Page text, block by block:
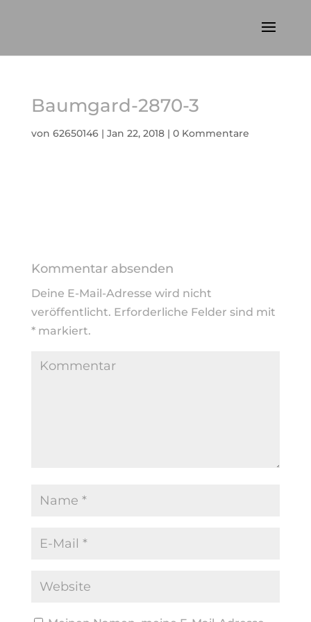
Baumgard-2870-3
von 62650146| Jan 22, 2018| 0 Kommentare
Kommentar absenden
Deine E-Mail-Adresse wird nicht
veröffentlicht. Erforderliche Felder sind mit
*markiert.